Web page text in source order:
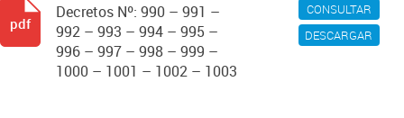
CONSULTAR
DESCARGAR
Decretos Nº: 990 – 991 –
992 – 993 – 994 – 995 –
996 – 997 – 998 – 999 –
1000 – 1001 – 1002 – 1003
pdf